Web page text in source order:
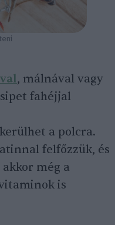
, málnával vagy
fahéjjal
kerülhet a polcra.
felfőzzük, és
még a
is